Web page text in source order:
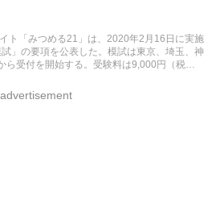
ト「みつめる21」は、2020年2月16日に実施
」の要項を公表した。模試は東京、埼玉、神
ら受付を開始する。受験料は9,000円（税
advertisement